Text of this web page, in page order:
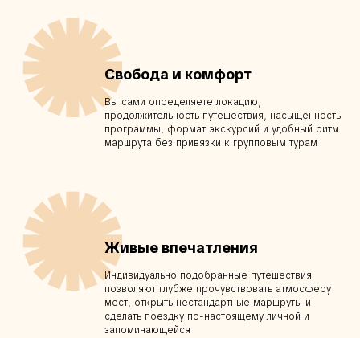
Свобода и комфорт
Вы сами определяете локацию,
продолжительность путешествия, насыщенность
программы, формат экскурсий и удобный ритм
маршрута без привязки к групповым турам
✺
Живые впечатления
Индивидуально подобранные путешествия
позволяют глубже прочувствовать атмосферу
мест, открыть нестандартные маршруты и
сделать поездку по-настоящему личной и
запоминающейся
✺